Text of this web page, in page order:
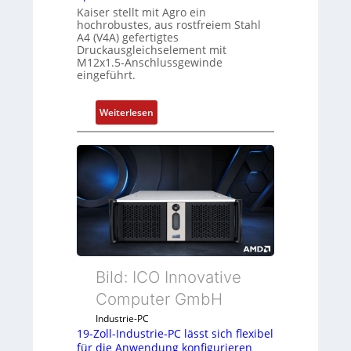
Kaiser stellt mit Agro ein
hochrobustes, aus rostfreiem Stahl
A4 (V4A) gefertigtes
Druckausgleichselement mit
M12x1.5-Anschlussgewinde
eingeführt.
Weiterlesen
D
r
k
a
u
s
g
l
i
h
Bild: ICO Innovative
Computer GmbH
Industrie-PC
19-Zoll-Industrie-PC lässt sich flexibel
für die Anwendung konfigurieren